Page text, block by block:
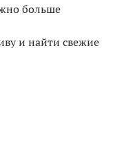
больше
и найти свежие